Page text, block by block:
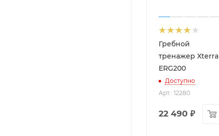
Гребной
тренажер Xterra
ERG200
Доступно
Арт.: 12280
22 490 ₽